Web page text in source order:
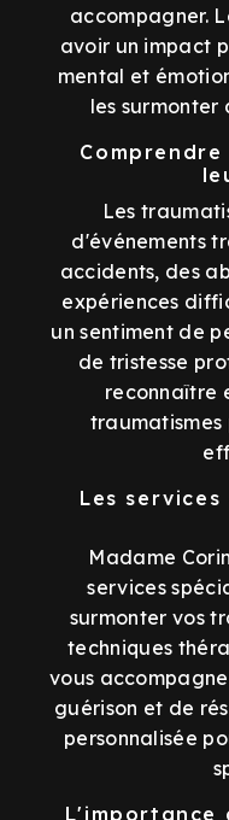
accompagner.
avoir un impact
mental et
les
Les
d'événements
accidents, des
expériences
un sentiment de
de tristesse
reconnaître
Les services
Madame
services
surmonter vos
techniques
vous
guérison et de
personnalisée
L'importance